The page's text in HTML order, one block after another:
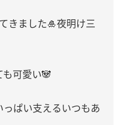
きました🎍夜明け三
も可愛い🐼
ぱい支えるいつもあ